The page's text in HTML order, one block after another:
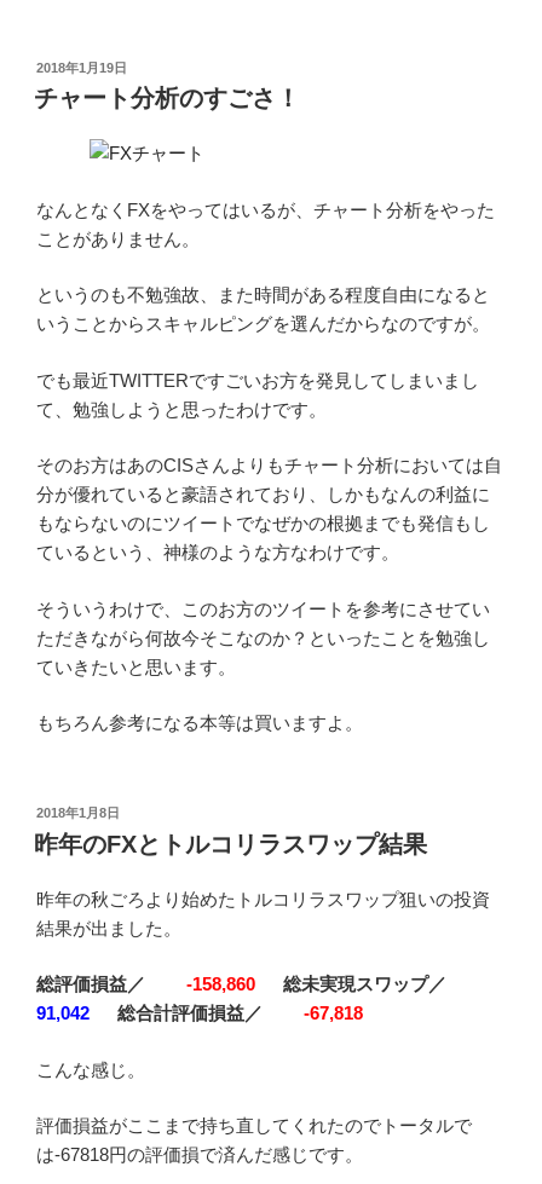
投
稿
日:
2018年1月19日
チャート分析のすごさ！
なんとなくFXをやってはいるが、チャート分析をやった
ことがありません。
というのも不勉強故、また時間がある程度自由になると
いうことからスキャルピングを選んだからなのですが。
でも最近TWITTERですごいお方を発見してしまいまし
て、勉強しようと思ったわけです。
そのお方はあのCISさんよりもチャート分析においては自
分が優れていると豪語されており、しかもなんの利益に
もならないのにツイートでなぜかの根拠までも発信もし
ているという、神様のような方なわけです。
そういうわけで、このお方のツイートを参考にさせてい
ただきながら何故今そこなのか？といったことを勉強し
ていきたいと思います。
もちろん参考になる本等は買いますよ。
投
稿
日:
2018年1月8日
昨年のFXとトルコリラスワップ結果
昨年の秋ごろより始めたトルコリラスワップ狙いの投資
結果が出ました。
総評価損益／ -158,860 総未実現スワップ／
91,042 総合計評価損益／ -67,818
こんな感じ。
評価損益がここまで持ち直してくれたのでトータルで
は-67818円の評価損で済んだ感じです。